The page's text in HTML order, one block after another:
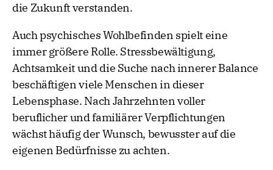
die Zukunft verstanden.
Auch psychisches Wohlbefinden spielt eine
immer größere Rolle. Stressbewältigung,
Achtsamkeit und die Suche nach innerer Balance
beschäftigen viele Menschen in dieser
Lebensphase. Nach Jahrzehnten voller
beruflicher und familiärer Verpflichtungen
wächst häufig der Wunsch, bewusster auf die
eigenen Bedürfnisse zu achten.